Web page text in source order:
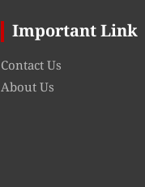
Important Link
Contact Us
About Us